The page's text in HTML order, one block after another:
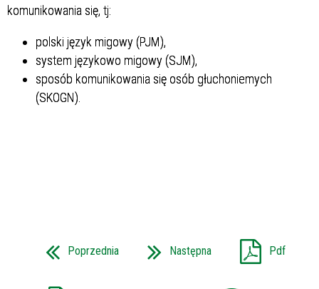
komunikowania się, tj:
polski język migowy (PJM),
system językowo migowy (SJM),
sposób komunikowania się osób głuchoniemych
(SKOGN).
Poprzednia Następna Pdf